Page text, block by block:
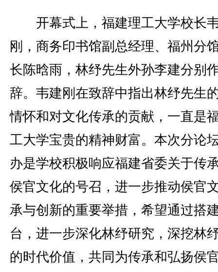
开幕式上，福建理工大学校长
刚，商务印书馆副总经理、福州分
长陈晗雨，林纾先生外孙李建分别
辞。韦建刚在致辞中指出林纾先生
情怀和对文化传承的贡献，一直是
工大学宝贵的精神财富。本次分论
办是学校积极响应福建省委关于传
侯官文化的号召，进一步推动侯官
承与创新的重要举措，希望通过搭
台，进一步深化林纾研究，深挖林
的时代价值，共同为传承和弘扬侯